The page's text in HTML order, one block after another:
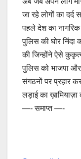
जा रहे लोगों का
पहले देश का
पुलिस की घोर निंदा
की जिन्होंने ऐसे
पुलिस को भाजपा
संगठनों पर प्रहार
लड़ाई का ख़ामियाज़ा
—- समाप्त —-